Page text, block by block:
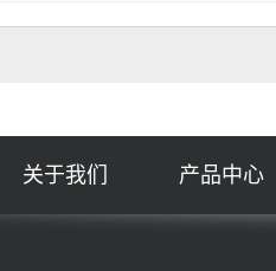
关于我们 产品中心